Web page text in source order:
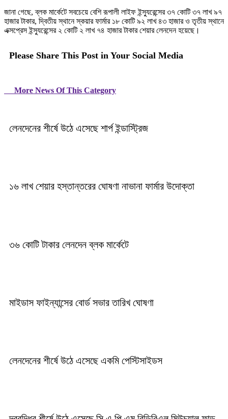
জানা গেছে, ব্লক মার্কেটে সবচেয়ে বেশি রূপালী লাইফ ইন্স্যুরেন্সের ৩৭ কোটি ৩৭ লাখ ৯৭
হাজার টাকার, দ্বিতীয় স্থানে স্কয়ার ফার্মার ১৮ কোটি ৯২ লাখ ৪৩ হাজার ও তৃতীয় স্থানে
এক্সপ্রেস ইন্স্যুরেন্সের ২ কোটি ২ লাখ ৭৪ হাজার টাকার শেয়ার লেনদেন হয়েছে।
Please Share This Post in Your Social Media
More News Of This Category
লেনদেনের শীর্ষে উঠে এসেছে শার্প ইন্ডাস্ট্রিজ
১৬ লাখ শেয়ার হস্তান্তরের ঘোষণা নাভানা ফার্মার উদোক্তা
৩৬ কোটি টাকার লেনদেন ব্লক মার্কেটে
মাইডাস ফাইন্যান্সের বোর্ড সভার তারিখ ঘোষণা
লেনদেনের শীর্ষে উঠে এসেছে একমি পেস্টিসাইডস